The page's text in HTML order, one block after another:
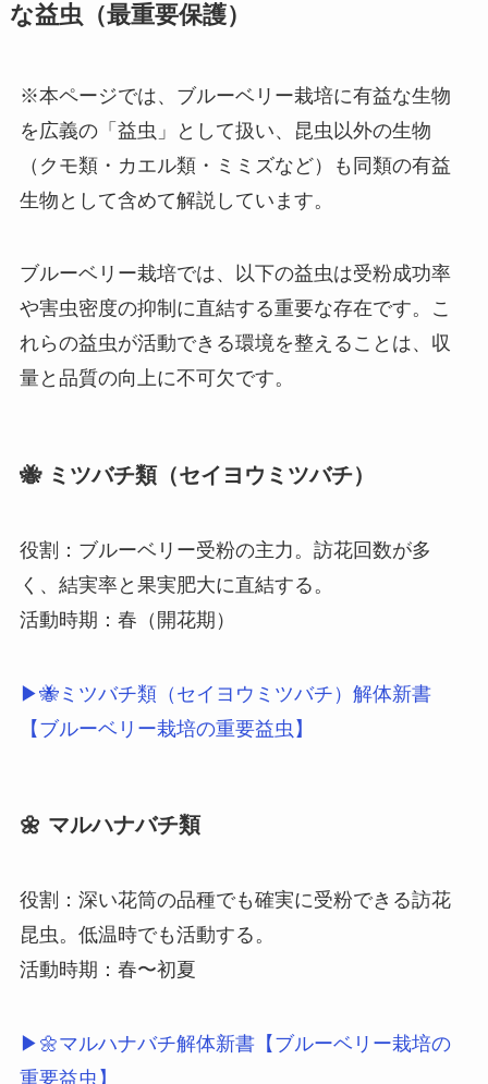
な益虫（最重要保護）
※本ページでは、ブルーベリー栽培に有益な生物
を広義の「益虫」として扱い、昆虫以外の生物
（クモ類・カエル類・ミミズなど）も同類の有益
生物として含めて解説しています。
ブルーベリー栽培では、以下の益虫は受粉成功率
や害虫密度の抑制に直結する重要な存在です。こ
れらの益虫が活動できる環境を整えることは、収
量と品質の向上に不可欠です。
🐝 ミツバチ類（セイヨウミツバチ）
役割：ブルーベリー受粉の主力。訪花回数が多
く、結実率と果実肥大に直結する。
活動時期：春（開花期）
▶🐝ミツバチ類（セイヨウミツバチ）解体新書
【ブルーベリー栽培の重要益虫】
🌼 マルハナバチ類
役割：深い花筒の品種でも確実に受粉できる訪花
昆虫。低温時でも活動する。
活動時期：春〜初夏
▶🌼マルハナバチ解体新書【ブルーベリー栽培の
重要益虫】